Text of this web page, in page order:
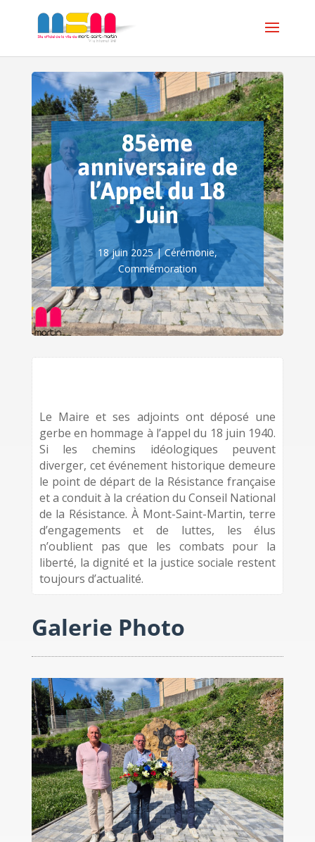
85ème
anniversaire de
l’Appel du 18
Juin
18 juin 2025|Cérémonie,
Commémoration
Le Maire et ses adjoints ont déposé une
gerbe en hommage à l’appel du 18 juin 1940.
Si les chemins idéologiques peuvent
diverger, cet événement historique demeure
le point de départ de la Résistance française
et a conduit à la création du Conseil National
de la Résistance. À Mont-Saint-Martin, terre
d’engagements et de luttes, les élus
n’oublient pas que les combats pour la
liberté, la dignité et la justice sociale restent
toujours d’actualité.
Galerie Photo